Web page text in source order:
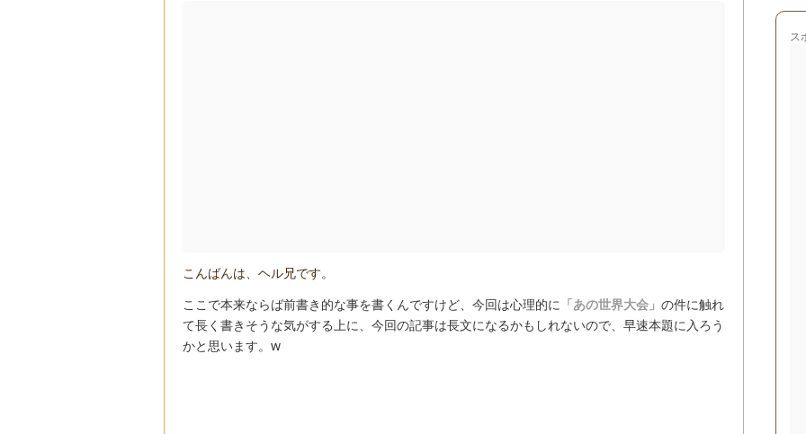
こんばんは、ヘル兄です。
ここで本来ならば前書き的な事を書くんですけど、今回は心理的に 「あの世界大会」 の件に触れ
て長く書きそうな気がする上に、今回の記事は長文になるかもしれないので、早速本題に入ろう
かと思います。w
ス